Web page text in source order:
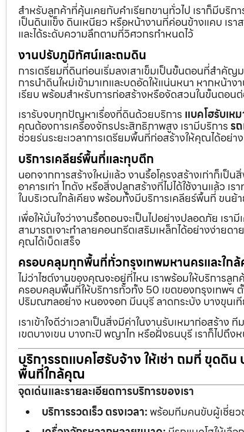
สำหรับลูกค้าที่คุ้นเคยกับคำเรียกขานทั่วไป เราก็มีบริกา
เป็นดินแข็ง ดินเหนียว หรือหน้างานที่ค่อนข้างแคบ เรา
และได้ระดับความลึกตามที่วิศวกรกำหนดไว้
งานปรับภูมิทัศน์และถมดิน
การเตรียมที่ดินก่อนเริ่มลงเสาเข็มเป็นขั้นตอนที่สำคัญ
การนำดินใหม่เข้ามาเทและบดอัดให้แน่นหนา หากหน้าง
เรียบ พร้อมสำหรับการก่อสร้างหรือจัดสวนในขั้นตอนต่
เรารับจบทุกปัญหาเรื่องที่ดินด้วยบริการ แบคโฮรับเห
คุณต้องการเครื่องจักรประสิทธิภาพสูง เรามีบริการร
ช่วยร่นระยะเวลาการเตรียมพื้นที่ก่อสร้างให้คุณได้อย่า
บริการเคลียร์พื้นที่และทุบตึก
นอกจากการสร้างใหม่แล้ว งานรื้อโครงสร้างเก่าก็เป็น
อาคารเก่า โกดัง หรือสิ่งปลูกสร้างที่ไม่ได้ใช้งานแล้ว เ
ในบริเวณใกล้เคียง พร้อมทั้งมีบริการเคลียร์พื้นที่ ขนย้
เพื่อให้มั่นใจว่างานรื้อถอนจะเป็นไปอย่างปลอดภัย เรา
สามารถเจาะทำลายคอนกรีตเสริมเหล็กได้อย่างง่ายด
คุณได้เบ็ดเสร็จ
ครอบคลุมทุกพื้นที่ทั่วกรุงเทพมหานครและใก
ไม่ว่าไซต์งานของคุณจะอยู่ที่ไหน เราพร้อมให้บริการลู
ครอบคลุมพื้นที่ให้บริการทั่วทั้ง 50 เขตของกรุงเทพฯ
ปริมณฑลอย่าง หนองจอก มีนบุรี ลาดกระบัง บางขุนเที
เราเข้าใจดีว่าเวลาเป็นสิ่งมีค่าในงานรับเหมาก่อสร้า
เขตบางเขน บางกะปิ พญาไท หรือฝั่งธนบุรี เราก็ไป
บริการรถแบคโฮรับจ้าง ให้เช่า ถมที่ ขุดดิ
พื้นที่ใกล้คุณ
จุดเด่นและรายละเอียดการบริการของเรา
บริการรวดเร็ว ตรงเวลา:พร้อมทีมคนขับผู้เชี่ย